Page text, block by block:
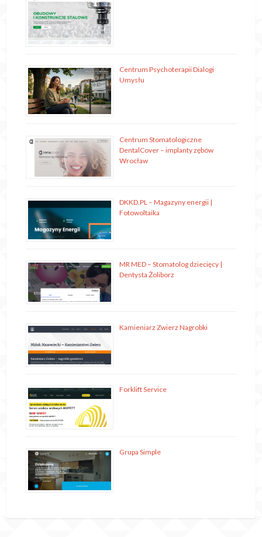
Centrum Psychoterapii Dialogi
Umysłu
Centrum Stomatologiczne
DentalCover – implanty zębów
Wrocław
DKKD.PL – Magazyny energii |
Fotowoltaika
MR MED – Stomatolog dziecięcy |
Dentysta Żoliborz
Kamieniarz Zwierz Nagrobki
Forklift Service
Grupa Simple